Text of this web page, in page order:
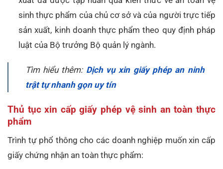
sinh thực phẩm của chủ cơ sở và của người trực tiếp
sản xuất, kinh doanh thực phẩm theo quy định pháp
luật của Bộ trưởng Bộ quản lý ngành.
Tìm hiểu thêm: Dịch vụ xin giấy phép an ninh
trật tự nhanh gọn uy tín
Thủ tục xin cấp giấy phép vệ sinh an toàn thực
phẩm
Trình tự phổ thông cho các doanh nghiệp muốn xin cấp
giấy chứng nhận an toàn thực phẩm: